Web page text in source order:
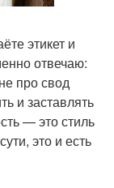
этикет и
отвечаю:
про свод
и заставлять
— это стиль
это и есть